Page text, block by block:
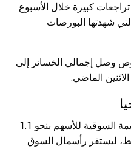
تراجعات كبيرة خلال الأسبوع
شهدتها البورصات
وصل إجمالي الخسائر إلى
البداية من اليابان إذ انخفضت القيمة السوقية للأسهم بنحو 1.1
3 جلسات فقط، ليستقر رأسمال السوق